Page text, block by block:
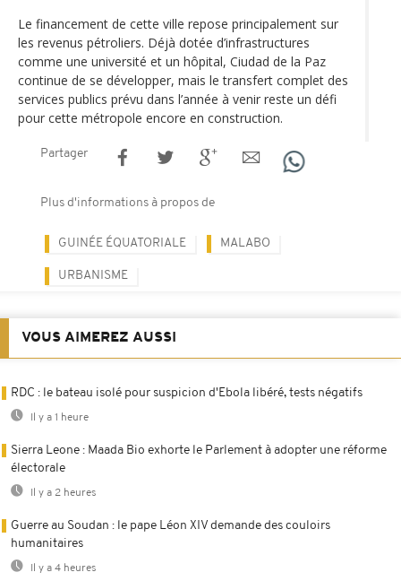
Le financement de cette ville repose principalement sur
les revenus pétroliers. Déjà dotée d’infrastructures
comme une université et un hôpital, Ciudad de la Paz
continue de se développer, mais le transfert complet des
services publics prévu dans l’année à venir reste un défi
pour cette métropole encore en construction.
Partager
Plus d'informations à propos de
GUINÉE ÉQUATORIALE MALABO
URBANISME
VOUS AIMEREZ AUSSI
RDC : le bateau isolé pour suspicion d'Ebola libéré, tests négatifs
Il y a 1 heure
Sierra Leone : Maada Bio exhorte le Parlement à adopter une réforme
électorale
Il y a 2 heures
Guerre au Soudan : le pape Léon XIV demande des couloirs
humanitaires
Il y a 4 heures